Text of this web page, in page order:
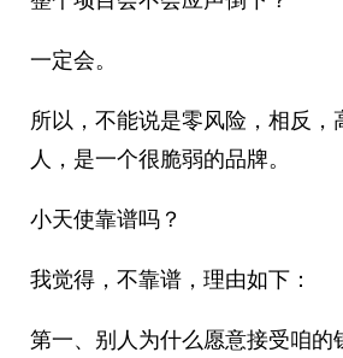
一定会。
所以，不能说是零风险，相反，
人，是一个很脆弱的品牌。
小天使靠谱吗？
我觉得，不靠谱，理由如下：
第一、别人为什么愿意接受咱的